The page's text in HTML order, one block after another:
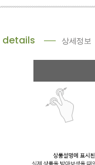
details 상세정보